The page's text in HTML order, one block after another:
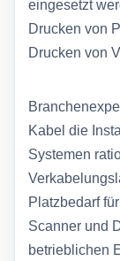
eingesetzt
Drucken von
Drucken von
Kabel die
Systemen
Platzbedarf
Scanner und
betrieblichen